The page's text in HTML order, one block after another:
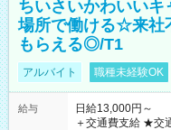
ちいさいかわいい
場所で働ける☆来社
もらえる◎/T1
アルバイト 職種未経験OK
給与
日給13,000円～
＋交通費支給 ★交通費全額支給！ ┗案件により規定あり ★日払